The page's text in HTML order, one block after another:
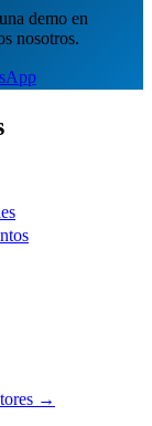
demo en
nosotros.
→